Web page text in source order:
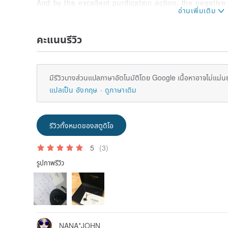
And by the excellent purification action, the
by other power stones are returned to the original
A completely transparent crystal is said to make
In addition, quartz also lends power to revitalize the
strengthen intuition and imagination.
คะแนนรีวิว
มีรีวิวบางส่วนแปลภาษาอัตโนมัติโดย Google เนื้อหาอาจไม่แม่น
แปลเป็น อังกฤษ
ดูภาษาเดิม
รีวิวทั้งหมดของสตูดิโอ
5 (3)
รูปภาพรีวิว
NANA*JOHN